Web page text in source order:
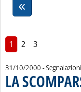
1 2 3
31/10/2000 -
LA